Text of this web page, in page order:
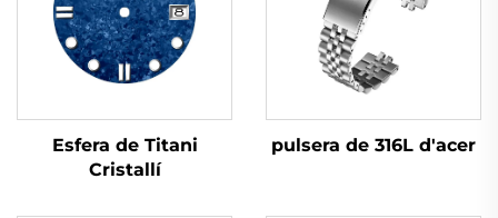
Esfera de Titani
Cristallí
pulsera de 316L d'acer